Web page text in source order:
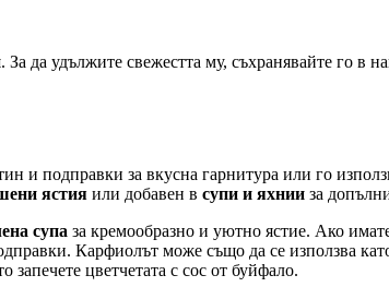
. За да удължите свежестта му, съхранявайте го в
и подправки за вкусна гарнитура или го
ястия или добавен в супи и яхнии за
супа за кремообразно и уютно ястие. Ако
Карфиолът може също да се използва
запечете цветчетата с сос от буйфало.